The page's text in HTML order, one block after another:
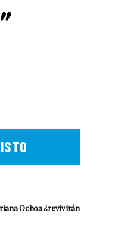
Ochoa ¿revivirán